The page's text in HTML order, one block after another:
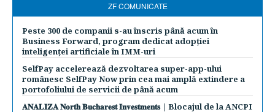
ZF COMUNICATE
Peste 300 de companii s-au înscris până acum în
Business Forward, program dedicat adopției
inteligenței artificiale în IMM-uri
SelfPay accelerează dezvoltarea super-app-ului
românesc SelfPay Now prin cea mai amplă extindere a
portofoliului de servicii de până acum
𝐀𝐍𝐀𝐋𝐈𝐙𝐀 𝐍𝐨𝐫𝐭𝐡 𝐁𝐮𝐜𝐡𝐚𝐫𝐞𝐬𝐭 𝐈𝐧𝐯𝐞𝐬𝐭𝐦𝐞𝐧𝐭𝐬 | Blocajul de la ANCPI